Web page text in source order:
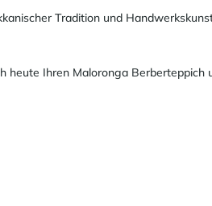
Tradition und
heute Ihren Maloronga Berberteppich